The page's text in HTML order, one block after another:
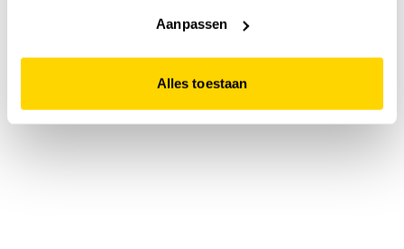
website niet optimaal functioneert.
Aanpassen
Alles toestaan